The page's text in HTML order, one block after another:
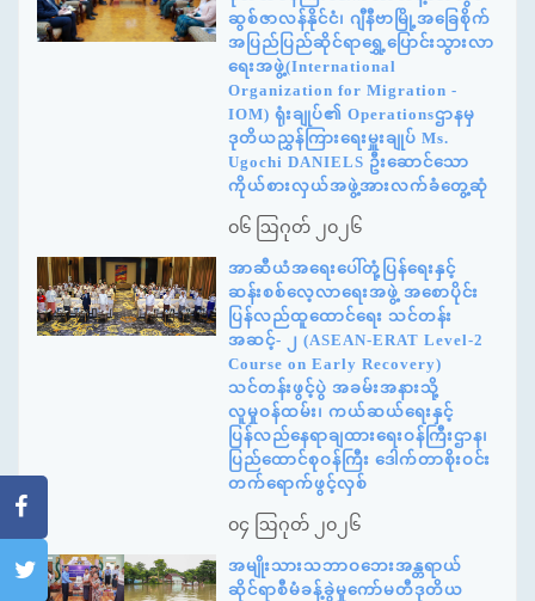
ဆွစ်ဇာလန်နိုင်ငံ၊ ဂျီနီဗာမြို့အခြေစိုက်
အပြည်ပြည်ဆိုင်ရာရွှေ့ပြောင်းသွားလာ
ရေးအဖွဲ့(International
Organization for Migration -
IOM) ရုံးချုပ်၏ Operationsဌာနမှ
ဒုတိယညွှန်ကြားရေးမှူးချုပ် Ms.
Ugochi DANIELS ဦးဆောင်သော
ကိုယ်စားလှယ်အဖွဲ့အားလက်ခံတွေ့ဆုံ
၀၆ ဩဂုတ် ၂၀၂၆
အာဆီယံအရေးပေါ်တုံ့ပြန်ရေးနှင့်
ဆန်းစစ်လေ့လာရေးအဖွဲ့ အစောပိုင်း
ပြန်လည်ထူထောင်ရေး သင်တန်း
အဆင့်- ၂ (ASEAN-ERAT Level-2
Course on Early Recovery)
သင်တန်းဖွင့်ပွဲ အခမ်းအနားသို့
လူမှုဝန်ထမ်း၊ ကယ်ဆယ်ရေးနှင့်
ပြန်လည်နေရာချထားရေးဝန်ကြီးဌာန၊
ပြည်ထောင်စုဝန်ကြီး ဒေါက်တာစိုးဝင်း
တက်ရောက်ဖွင့်လှစ်
၀၄ ဩဂုတ် ၂၀၂၆
အမျိုးသားသဘာဝဘေးအန္တရာယ်
ဆိုင်ရာစီမံခန့်ခွဲမှုကော်မတီဒုတိယ